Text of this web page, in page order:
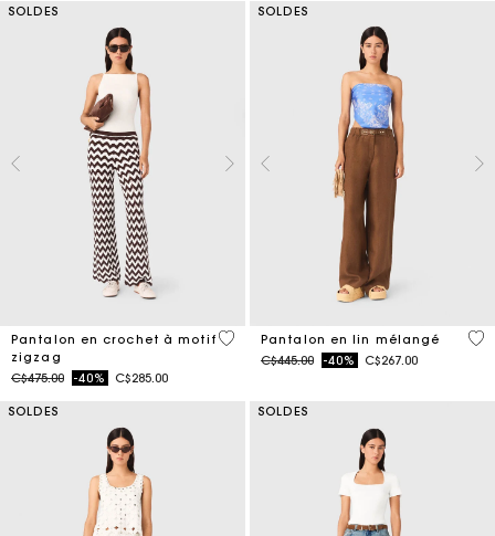
SOLDES
Pantalon en crochet à motif
zigzag
Price reduced from
C$475.00to-40% C$285.00
3,7 out of 5 Customer Rating
SOLDES
Pantalon en lin mélangé
Price reduced from
C$445.00to-40% C$267.00
4,1
SOLDES SOLDES